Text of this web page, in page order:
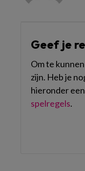
Geef je
Om te
zijn. Heb je
hieronder
spelregels.